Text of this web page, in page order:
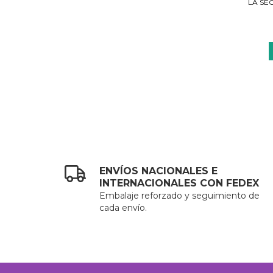
LA
ENVÍOS NACIONALES E
INTERNACIONALES CON FEDEX
Embalaje reforzado y seguimiento de
cada envío.